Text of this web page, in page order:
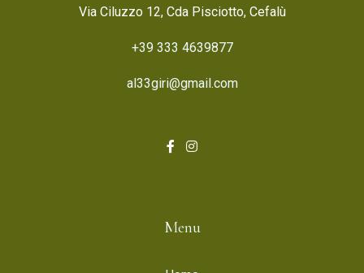
Via Ciluzzo 12, Cda Pisciotto, Cefalù
+39 333 4639877
al33giri@gmail.com
Menu